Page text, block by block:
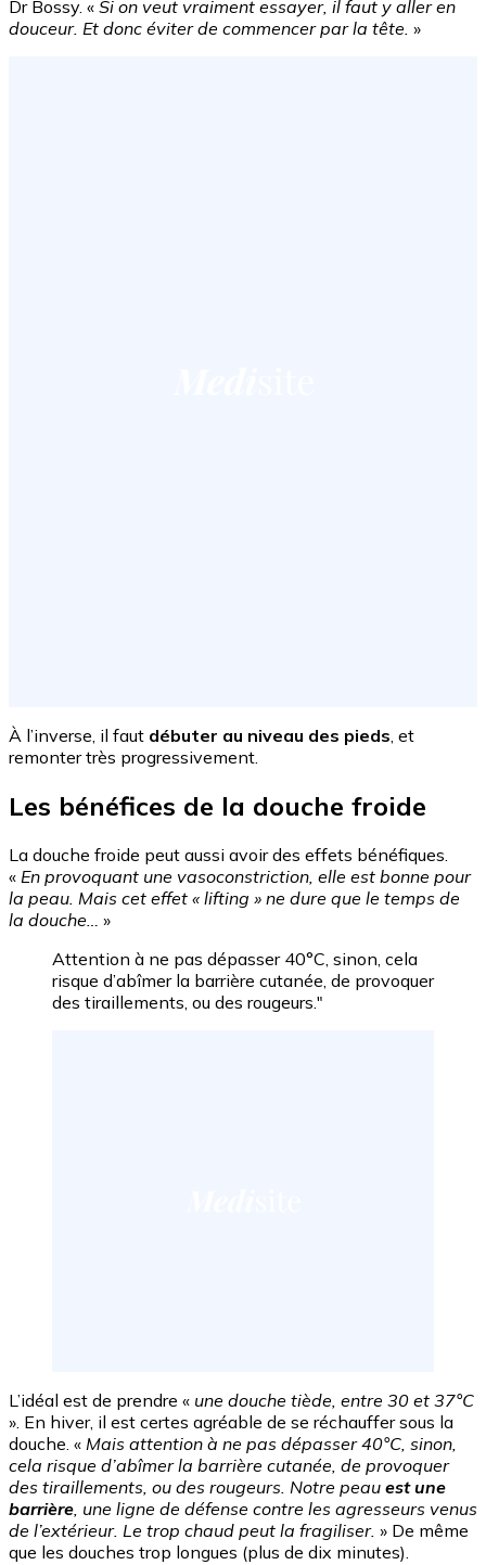
Dr Bossy. « Si on veut vraiment essayer, il faut y aller en
douceur. Et donc éviter de commencer par la tête. »
À l’inverse, il faut débuter au niveau des pieds, et
remonter très progressivement.
Les bénéfices de la douche froide
La douche froide peut aussi avoir des effets bénéfiques.
« En provoquant une vasoconstriction, elle est bonne pour
la peau. Mais cet effet « lifting » ne dure que le temps de
la douche… »
Attention à ne pas dépasser 40°C, sinon, cela
risque d’abîmer la barrière cutanée, de provoquer
des tiraillements, ou des rougeurs."
L’idéal est de prendre « une douche tiède, entre 30 et 37°C
». En hiver, il est certes agréable de se réchauffer sous la
douche. « Mais attention à ne pas dépasser 40°C, sinon,
cela risque d’abîmer la barrière cutanée, de provoquer
des tiraillements, ou des rougeurs. Notre peau est une
barrière, une ligne de défense contre les agresseurs venus
de l’extérieur. Le trop chaud peut la fragiliser. » De même
que les douches trop longues (plus de dix minutes).